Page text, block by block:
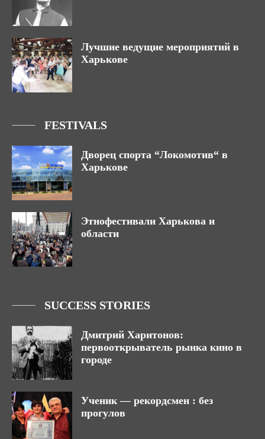
Лучшие ведущие мероприятий в
Харькове
FESTIVALS
Дворец спорта “Локомотив“ в
Харькове
Этнофестивали Харькова и
области
SUCCESS STORIES
Дмитрий Харитонов:
первооткрыватель рынка кино в
городе
Ученик — рекордсмен : без
прогулов